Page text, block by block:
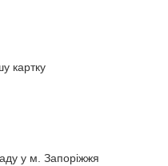
картку
у м. Запоріжжя